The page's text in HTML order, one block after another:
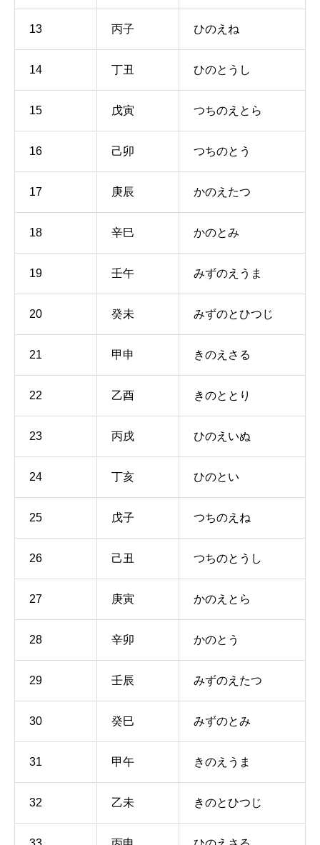
13 丙子 ひのえね
14 丁丑 ひのとうし
15 戊寅 つちのえとら
16 己卯 つちのとう
17 庚辰 かのえたつ
18 辛巳 かのとみ
19 壬午 みずのえうま
20 癸未 みずのとひつじ
21 甲申 きのえさる
22 乙酉 きのととり
23 丙戌 ひのえいぬ
24 丁亥 ひのとい
25 戊子 つちのえね
26 己丑 つちのとうし
27 庚寅 かのえとら
28 辛卯 かのとう
29 壬辰 みずのえたつ
30 癸巳 みずのとみ
31 甲午 きのえうま
32 乙未 きのとひつじ